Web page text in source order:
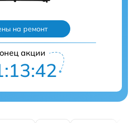
на ремонт
акции